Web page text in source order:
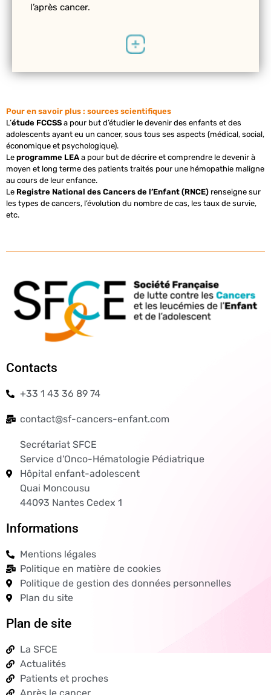
l’après cancer.
Pour en savoir plus : sources scientifiques
L’étude FCCSS a pour but d’étudier le devenir des enfants et des
adolescents ayant eu un cancer, sous tous ses aspects (médical, social,
économique et psychologique).
Le programme LEA a pour but de décrire et comprendre le devenir à
moyen et long terme des patients traités pour une hémopathie maligne
au cours de leur enfance.
Le Registre National des Cancers de l’Enfant (RNCE) renseigne sur
les types de cancers, l’évolution du nombre de cas, les taux de survie,
etc.
Contacts
+33 1 43 36 89 74
contact@sf-cancers-enfant.com
Secrétariat SFCE
Service d'Onco-Hématologie Pédiatrique
Hôpital enfant-adolescent
Quai Moncousu
44093 Nantes Cedex 1
Informations
Mentions légales
Politique en matière de cookies
Politique de gestion des données personnelles
Plan du site
Plan de site
La SFCE
Actualités
Patients et proches